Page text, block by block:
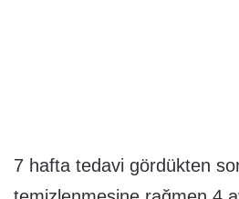
7 hafta tedavi gördükten